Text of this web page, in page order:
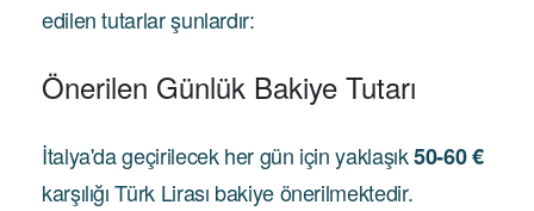
edilen tutarlar şunlardır:
Önerilen Günlük Bakiye Tutarı
İtalya'da geçirilecek her gün için yaklaşık50-60 €
karşılığı Türk Lirası bakiye önerilmektedir.